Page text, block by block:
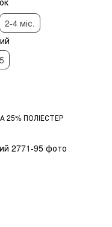
2-4 міс.
25% ПОЛІЕСТЕР